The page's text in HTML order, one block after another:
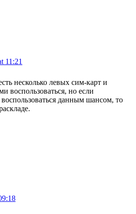
11:21
несколько левых сим-карт и
воспользоваться, но если
данным шансом, то